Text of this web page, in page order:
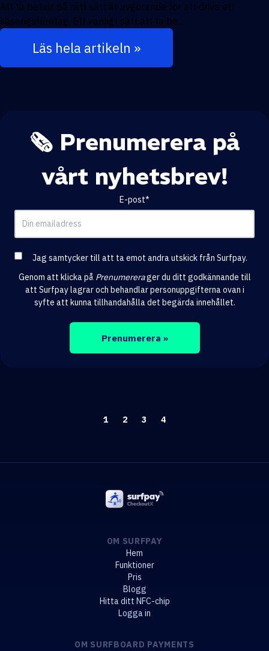
Att ta betalt på rätt sätt är avgörande för att driva ett
säsongsföretag. Ett vanligt sätt att ta be...
Läs hela artikeln »
🗞️ Prenumerera på
vårt nyhetsbrev!
E-post*
Jag samtycker till att ta emot andra utskick från Surfpay.
Genom att klicka på Prenumererager du ditt godkännande till
att Surfpay lagrar och behandlar personuppgifterna ovan i
syfte att kunna tillhandahålla det begärda innehållet.
1 2 3 4
OM SURFPAY
Hem
Funktioner
Pris
Blogg
Hitta ditt NFC-chip
Logga in
OM SURFBOARD PAYMENTS